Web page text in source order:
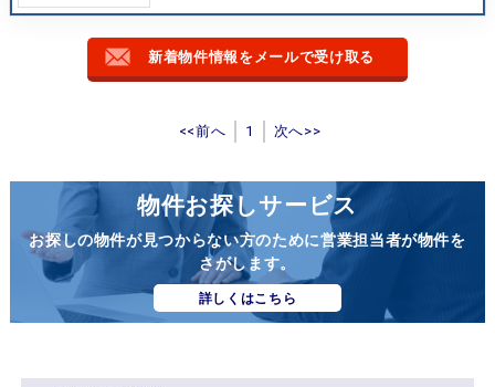
新着物件情報をメールで受け取る
<<前へ 1 次へ>>
物件お探しサービス
お探しの物件が見つからない方のために営業担当者が物件を
さがします。
詳しくはこちら